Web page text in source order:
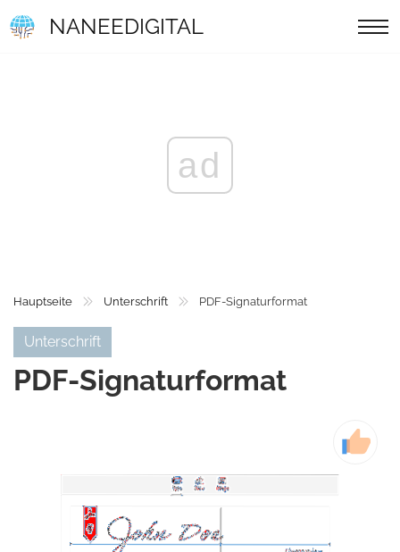
NANEEDIGITAL
ad
Hauptseite Unterschrift PDF-Signaturformat
Unterschrift
PDF-Signaturformat